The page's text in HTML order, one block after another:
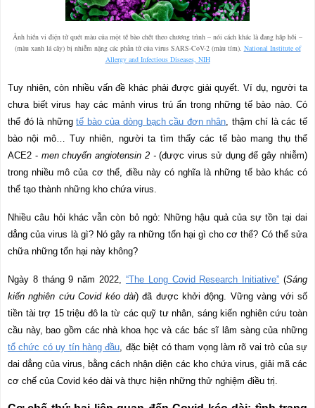
Ảnh hiển vi điện tử quét màu của một tế bào chết theo chương trình – nói cách khác là đang hấp hối –
(màu xanh lá cây) bị nhiễm nặng các phần tử của virus SARS-CoV-2 (màu tím). National Institute of
Allergy and Infectious Diseases, NIH
Tuy nhiên, còn nhiều vấn đề khác phải được giải quyết. Ví dụ, người ta
chưa biết virus hay các mảnh virus trú ẩn trong những tế bào nào. Có
thể đó là nhữngtế bào của dòng bạch cầu đơn nhân, thậm chí là các tế
bào nội mô… Tuy nhiên, người ta tìm thấy các tế bào mang thụ thể
ACE2 - men chuyển angiotensin 2 -(được virus sử dụng để gây nhiễm)
trong nhiều mô của cơ thể, điều này có nghĩa là những tế bào khác có
thể tạo thành những kho chứa virus.
Nhiều câu hỏi khác vẫn còn bỏ ngỏ: Những hậu quả của sự tồn tại dai
dẳng của virus là gì? Nó gây ra những tổn hại gì cho cơ thể? Có thể sửa
chữa những tổn hại này không?
Ngày 8 tháng 9 năm 2022, “The Long Covid Research Initiative” (Sáng
kiến nghiên cứu Covid kéo dài) đã được khởi động. Vững vàng với số
tiền tài trợ 15 triệu đô la từ các quỹ tư nhân, sáng kiến nghiên cứu toàn
cầu này, bao gồm các nhà khoa học và các bác sĩ lâm sàng của những
tổ chức có uy tín hàng đầu, đặc biệt có tham vọng làm rõ vai trò của sự
dai dẳng của virus, bằng cách nhận diện các kho chứa virus, giải mã các
cơ chế của Covid kéo dài và thực hiện những thử nghiệm điều trị.